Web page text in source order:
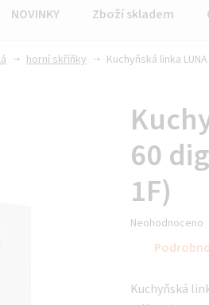
NOVINKY Zboží skladem
horní skříňky Kuchyňská linka
60
1F)
Průměrné
hodnocení
produktu
0,0
Neohodnoceno
Kuchyňská